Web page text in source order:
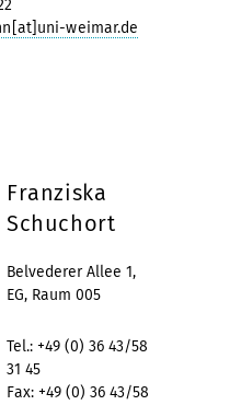
weimar.de
Franziska
Schuchort
Belvederer Allee 1,
EG, Raum 005
Tel.: +49 (0) 36 43/58
31 45
Fax: +49 (0) 36 43/58